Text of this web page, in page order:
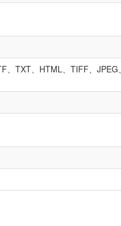
、TXT、HTML、TIFF、JPEG、